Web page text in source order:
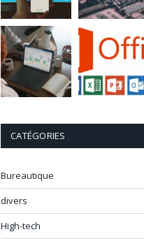
CATÉGORIES
Bureautique
divers
High-tech